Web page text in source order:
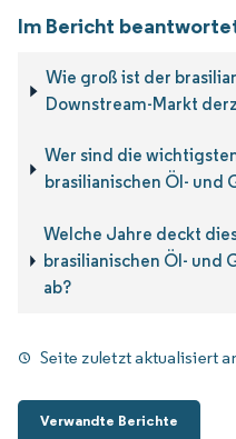
Im Bericht
Wie groß ist der
Downstream-Markt
Wer sind die
brasilianischen Öl- und
Welche Jahre deckt
brasilianischen Öl- und
ab?
Seite zuletzt aktualisiert
Verwandte Berichte